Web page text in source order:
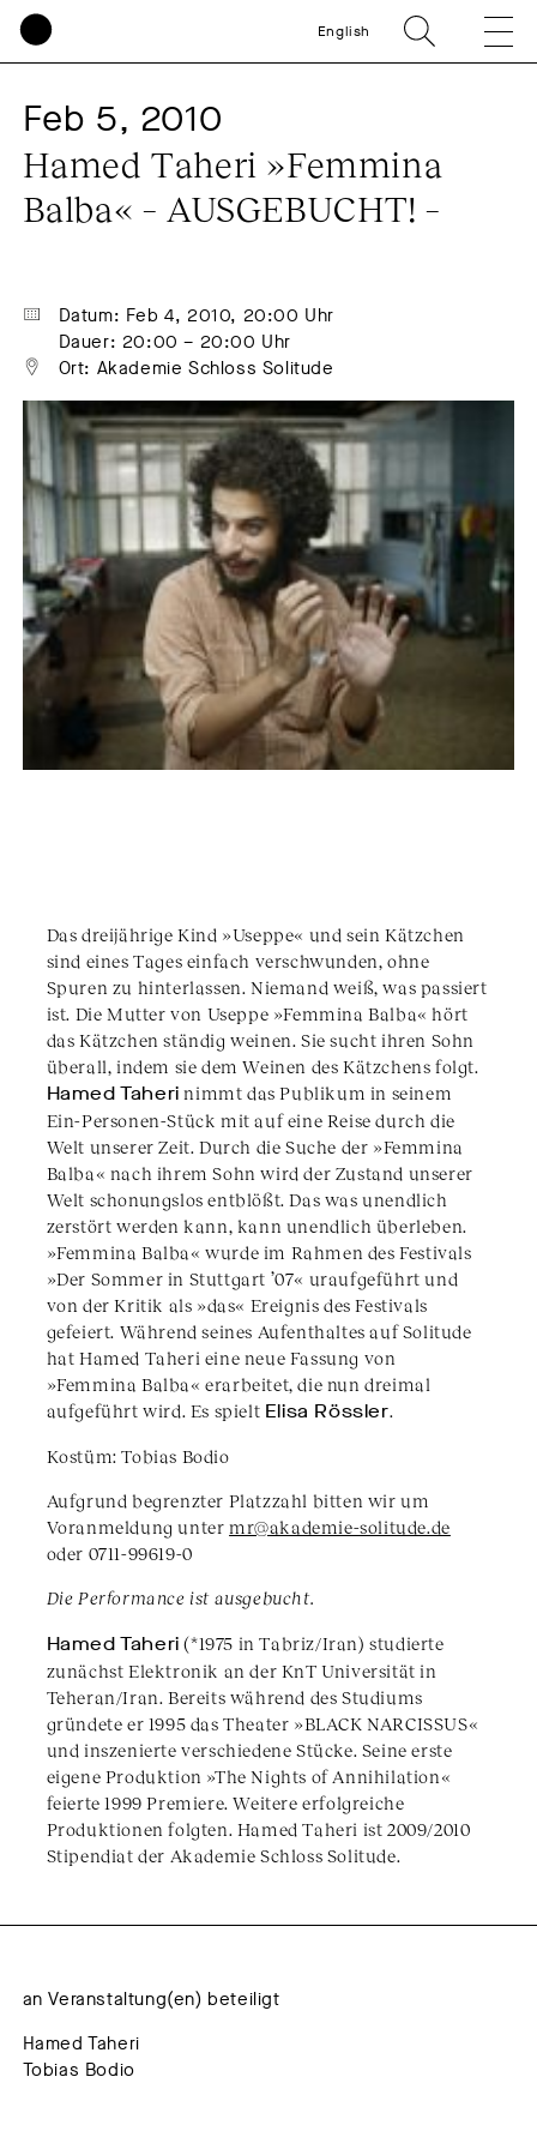
English
Feb 5, 2010
Hamed Taheri »Femmina
Balba« – AUSGEBUCHT! –
Datum: Feb 4, 2010, 20:00 Uhr
Dauer: 20:00 – 20:00 Uhr
Ort: Akademie Schloss Solitude
Das dreijährige Kind »Useppe« und sein Kätzchen
sind eines Tages einfach verschwunden, ohne
Spuren zu hinterlassen. Niemand weiß, was passiert
ist. Die Mutter von Useppe »Femmina Balba« hört
das Kätzchen ständig weinen. Sie sucht ihren Sohn
überall, indem sie dem Weinen des Kätzchens folgt.
Hamed Taheri nimmt das Publikum in seinem
Ein-Personen-Stück mit auf eine Reise durch die
Welt unserer Zeit. Durch die Suche der »Femmina
Balba« nach ihrem Sohn wird der Zustand unserer
Welt schonungslos entblößt. Das was unendlich
zerstört werden kann, kann unendlich überleben.
»Femmina Balba« wurde im Rahmen des Festivals
»Der Sommer in Stuttgart ’07« uraufgeführt und
von der Kritik als »das« Ereignis des Festivals
gefeiert. Während seines Aufenthaltes auf Solitude
hat Hamed Taheri eine neue Fassung von
»Femmina Balba« erarbeitet, die nun dreimal
aufgeführt wird. Es spielt Elisa Rössler.
Kostüm: Tobias Bodio
Aufgrund begrenzter Platzzahl bitten wir um
Voranmeldung untermr@akademie-solitude.de
oder 0711-99619-0
Die Performance ist ausgebucht.
Hamed Taheri (*1975 in Tabriz/Iran) studierte
zunächst Elektronik an der KnT Universität in
Teheran/Iran. Bereits während des Studiums
gründete er 1995 das Theater »BLACK NARCISSUS«
und inszenierte verschiedene Stücke. Seine erste
eigene Produktion »The Nights of Annihilation«
feierte 1999 Premiere. Weitere erfolgreiche
Produktionen folgten. Hamed Taheri ist 2009/2010
Stipendiat der Akademie Schloss Solitude.
an Veranstaltung(en) beteiligt
Hamed Taheri
Tobias Bodio